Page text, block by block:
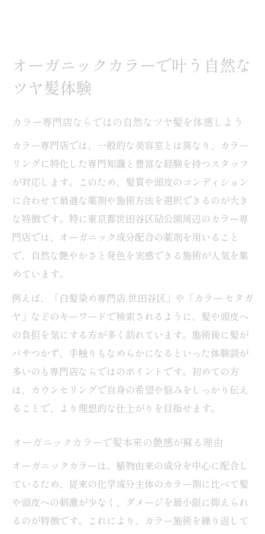
オーガニックカラーで叶う自然な
ツヤ髪体験
カラー専門店ならではの自然なツヤ髪を体感しよう
カラー専門店では、一般的な美容室とは異なり、カラー
リングに特化した専門知識と豊富な経験を持つスタッフ
が対応します。このため、髪質や頭皮のコンディション
に合わせて最適な薬剤や施術方法を選択できるのが大き
な特徴です。特に東京都世田谷区砧公園周辺のカラー専
門店では、オーガニック成分配合の薬剤を用いること
で、自然な艶やかさと発色を実感できる施術が人気を集
めています。
例えば、「白髪染め専門店 世田谷区」や「カラー セタガ
ヤ」などのキーワードで検索されるように、髪や頭皮へ
の負担を気にする方が多く訪れています。施術後に髪が
パサつかず、手触りもなめらかになるといった体験談が
多いのも専門店ならではのポイントです。初めての方
は、カウンセリングで自身の希望や悩みをしっかり伝え
ることで、より理想的な仕上がりを目指せます。
オーガニックカラーで髪本来の艶感が蘇る理由
オーガニックカラーは、植物由来の成分を中心に配合し
ているため、従来の化学成分主体のカラー剤に比べて髪
や頭皮への刺激が少なく、ダメージを最小限に抑えられ
るのが特徴です。これにより、カラー施術を繰り返して